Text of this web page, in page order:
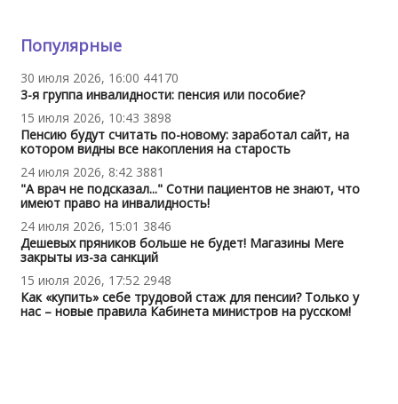
Популярные
30 июля 2026, 16:00 44170
3-я группа инвалидности: пенсия или пособие?
15 июля 2026, 10:43 3898
Пенсию будут считать по-новому: заработал сайт, на
котором видны все накопления на старость
24 июля 2026, 8:42 3881
"А врач не подсказал..." Сотни пациентов не знают, что
имеют право на инвалидность!
24 июля 2026, 15:01 3846
Дешевых пряников больше не будет! Магазины Mere
закрыты из-за санкций
15 июля 2026, 17:52 2948
Как «купить» себе трудовой стаж для пенсии? Только у
нас – новые правила Кабинета министров на русском!